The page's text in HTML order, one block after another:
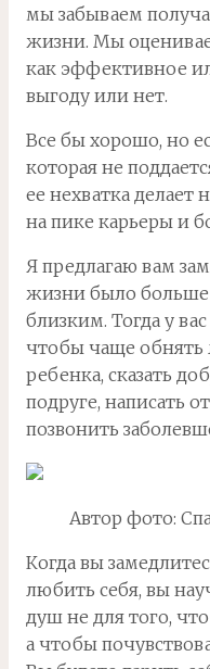
мы забываем
жизни. Мы
как эффективное
выгоду или нет.
Все бы хорошо, но
которая не
ее нехватка делает
на пике карьеры и
Я предлагаю вам
жизни было
близким. Тогда у
чтобы чаще обнять
ребенка, сказать
подруге, написать
позвонить
Автор фото:
Когда вы
любить себя, вы
душ не для того,
а чтобы